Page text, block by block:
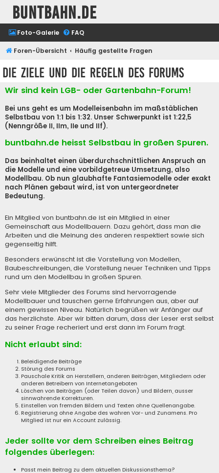
buntbahn.de
Foto-Galerie FAQ
Foren-Übersicht Häufig gestellte Fragen
Die Ziele und die Regeln des Forums
Wir sind kein LGB- oder Gartenbahn-Forum!
Bei uns geht es um Modelleisenbahn im maßstäblichen
Selbstbau von 1:1 bis 1:32. Unser Schwerpunkt ist 1:22,5
(Nenngröße II, IIm, IIe und IIf).
buntbahn.de heisst Selbstbau in großen Spuren.
Das beinhaltet einen überdurchschnittlichen Anspruch an
die Modelle und eine vorbildgetreue Umsetzung, also
Modellbau. Ob nun glaubhafte Fantasiemodelle oder exakt
nach Plänen gebaut wird, ist von untergeordneter
Bedeutung.
Ein Mitglied von buntbahn.de ist ein Mitglied in einer
Gemeinschaft aus Modellbauern. Dazu gehört, dass man die
Arbeiten und die Meinung des anderen respektiert sowie sich
gegenseitig hilft.
Besonders erwünscht ist die Vorstellung von Modellen,
Baubeschreibungen, die Vorstellung neuer Techniken und Tipps
rund um den Modellbau in großen Spuren.
Sehr viele Mitglieder des Forums sind hervorragende
Modellbauer und tauschen gerne Erfahrungen aus, aber auf
einem gewissen Niveau. Natürlich begrüßen wir Anfänger auf
das herzlichste. Aber wir bitten darum, dass der Leser erst selbst
zu seiner Frage recheriert und erst dann im Forum fragt.
Nicht erlaubt sind:
Beleidigende Beiträge
Störung des Forums
Pauschale Kritik an Herstellern, anderen Beiträgen, Mitgliedern oder
anderen Betreibern von Internetangeboten
Löschen von Beiträgen (oder Teilen davon) und Bildern, ausser
sinnwahrende Korrekturen.
Einstellen von fremden Bildern und Texten ohne Quellenangabe.
Registrierung ohne Angabe des wahren Vor- und Zunamens. Pro
Mitglied ist nur ein Account zulässig.
Jeder sollte vor dem Schreiben eines Beitrag
folgendes überlegen:
Passt mein Beitrag zu dem aktuellen Diskussionsthema?